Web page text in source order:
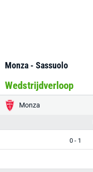
Monza - Sassuolo
Wedstrijdverloop
Monza
0 - 1